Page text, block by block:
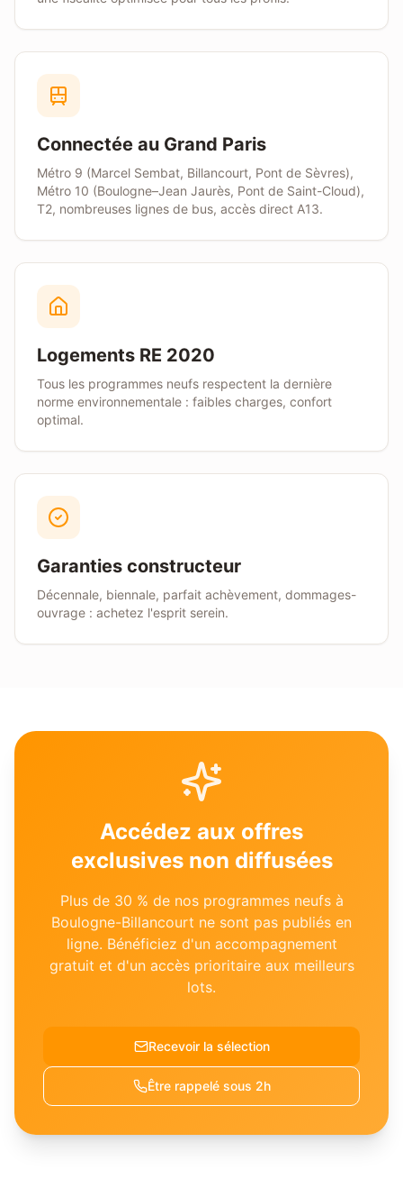
Connectée au Grand Paris
Métro 9 (Marcel Sembat, Billancourt, Pont de Sèvres),
Métro 10 (Boulogne–Jean Jaurès, Pont de Saint-Cloud),
T2, nombreuses lignes de bus, accès direct A13.
Logements RE 2020
Tous les programmes neufs respectent la dernière
norme environnementale : faibles charges, confort
optimal.
Garanties constructeur
Décennale, biennale, parfait achèvement, dommages-
ouvrage : achetez l'esprit serein.
Accédez aux offres
exclusives non diffusées
Plus de 30 % de nos programmes neufs à
Boulogne-Billancourt ne sont pas publiés en
ligne. Bénéficiez d'un accompagnement
gratuit et d'un accès prioritaire aux meilleurs
lots.
Recevoir la sélection
Être rappelé sous 2h